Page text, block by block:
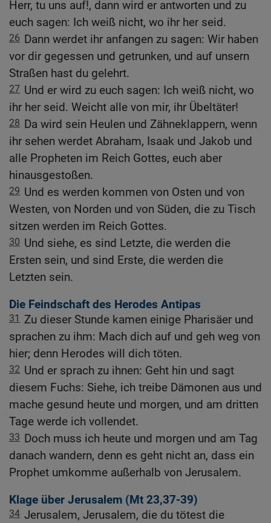
Herr, tu uns auf!, dann wird er antworten und zu
euch sagen: Ich weiß nicht, wo ihr her seid.
26 Dann werdet ihr anfangen zu sagen: Wir haben
vor dir gegessen und getrunken, und auf unsern
Straßen hast du gelehrt.
27 Und er wird zu euch sagen: Ich weiß nicht, wo
ihr her seid. Weicht alle von mir, ihr Übeltäter!
28 Da wird sein Heulen und Zähneklappern, wenn
ihr sehen werdet Abraham, Isaak und Jakob und
alle Propheten im Reich Gottes, euch aber
hinausgestoßen.
29 Und es werden kommen von Osten und von
Westen, von Norden und von Süden, die zu Tisch
sitzen werden im Reich Gottes.
30 Und siehe, es sind Letzte, die werden die
Ersten sein, und sind Erste, die werden die
Letzten sein.
Die Feindschaft des Herodes Antipas
31 Zu dieser Stunde kamen einige Pharisäer und
sprachen zu ihm: Mach dich auf und geh weg von
hier; denn Herodes will dich töten.
32 Und er sprach zu ihnen: Geht hin und sagt
diesem Fuchs: Siehe, ich treibe Dämonen aus und
mache gesund heute und morgen, und am dritten
Tage werde ich vollendet.
33 Doch muss ich heute und morgen und am Tag
danach wandern, denn es geht nicht an, dass ein
Prophet umkomme außerhalb von Jerusalem.
Klage über Jerusalem (Mt 23,37-39)
34 Jerusalem, Jerusalem, die du tötest die